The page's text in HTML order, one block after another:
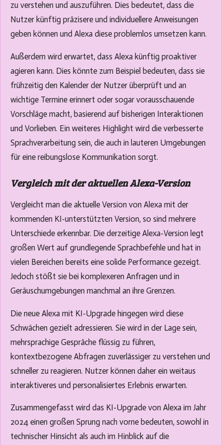
zu verstehen und auszuführen. Dies bedeutet, dass die
Nutzer künftig präzisere und individuellere Anweisungen
geben können und Alexa diese problemlos umsetzen kann.
Außerdem wird erwartet, dass Alexa künftig proaktiver
agieren kann. Dies könnte zum Beispiel bedeuten, dass sie
frühzeitig den Kalender der Nutzer überprüft und an
wichtige Termine erinnert oder sogar vorausschauende
Vorschläge macht, basierend auf bisherigen Interaktionen
und Vorlieben. Ein weiteres Highlight wird die verbesserte
Sprachverarbeitung sein, die auch in lauteren Umgebungen
für eine reibungslose Kommunikation sorgt.
Vergleich mit der aktuellen Alexa-Version
Vergleicht man die aktuelle Version von Alexa mit der
kommenden KI-unterstützten Version, so sind mehrere
Unterschiede erkennbar. Die derzeitige Alexa-Version legt
großen Wert auf grundlegende Sprachbefehle und hat in
vielen Bereichen bereits eine solide Performance gezeigt.
Jedoch stößt sie bei komplexeren Anfragen und in
Geräuschumgebungen manchmal an ihre Grenzen.
Die neue Alexa mit KI-Upgrade hingegen wird diese
Schwächen gezielt adressieren. Sie wird in der Lage sein,
mehrsprachige Gespräche flüssig zu führen,
kontextbezogene Abfragen zuverlässiger zu verstehen und
schneller zu reagieren. Nutzer können daher ein weitaus
interaktiveres und personalisiertes Erlebnis erwarten.
Zusammengefasst wird das KI-Upgrade von Alexa im Jahr
2024 einen großen Sprung nach vorne bedeuten, sowohl in
technischer Hinsicht als auch im Hinblick auf die